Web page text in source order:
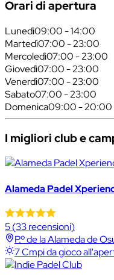
Orari di apertura
Lunedì09:00 - 14:00
Martedì07:00 - 23:00
Mercoledì07:00 - 23:00
Giovedì07:00 - 23:00
Venerdì07:00 - 23:00
Sabato07:00 - 23:00
Domenica09:00 - 20:00
I migliori club e
Alameda Padel
5(33 recensioni)
P.º de la Alameda de
7 Cmpi da gioco